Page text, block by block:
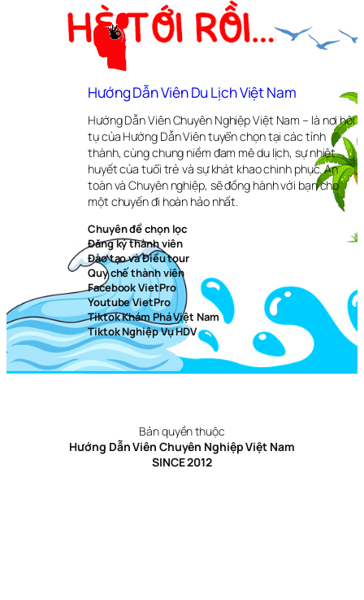
Hướng Dẫn Viên Du Lịch Việt Nam
Hướng Dẫn Viên Chuyên Nghiệp Việt Nam – là nơi hội
tụ của Hướng Dẫn Viên tuyển chọn tại các tỉnh
thành, cùng chung niềm đam mê du lịch, sự nhiệt
huyết của tuổi trẻ và sự khát khao chinh phục. An
toàn và Chuyên nghiệp, sẽ đồng hành với bạn cho
một chuyến đi hoàn hảo nhất.
Chuyên đề chọn lọc
Đăng ký thành viên
Đào tạo và Điều tour
Quy chế thành viên
Facebook VietPro
Youtube VietPro
Tiktok Khám Phá Việt Nam
Tiktok Nghiệp Vụ HDV
Bản quyền thuộc
Hướng Dẫn Viên Chuyên Nghiệp Việt Nam
SINCE 2012